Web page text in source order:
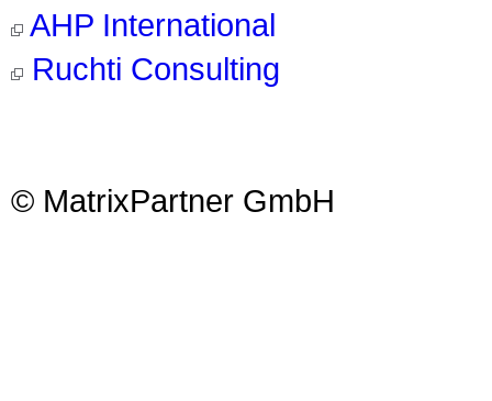
AHP International
Ruchti Consulting
© MatrixPartner GmbH